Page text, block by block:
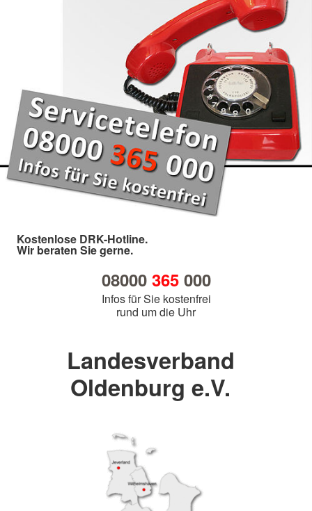
Kostenlose DRK-Hotline.
Wir beraten Sie gerne.
08000 365000
Infos für Sie kostenfrei
rund um die Uhr
Landesverband
Oldenburg e.V.